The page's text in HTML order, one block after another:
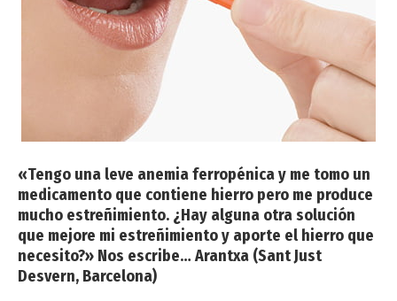
«Tengo una leve anemia ferropénica y me tomo un
medicamento que contiene hierro pero me produce
mucho estreñimiento. ¿Hay alguna otra solución
que mejore mi estreñimiento y aporte el hierro que
necesito?» Nos escribe… Arantxa (Sant Just
Desvern, Barcelona)